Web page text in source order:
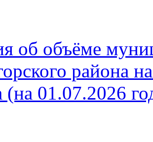
об объёме
района
(на 01.07.2026